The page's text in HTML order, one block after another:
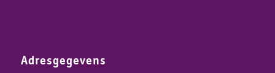
Adresgegevens